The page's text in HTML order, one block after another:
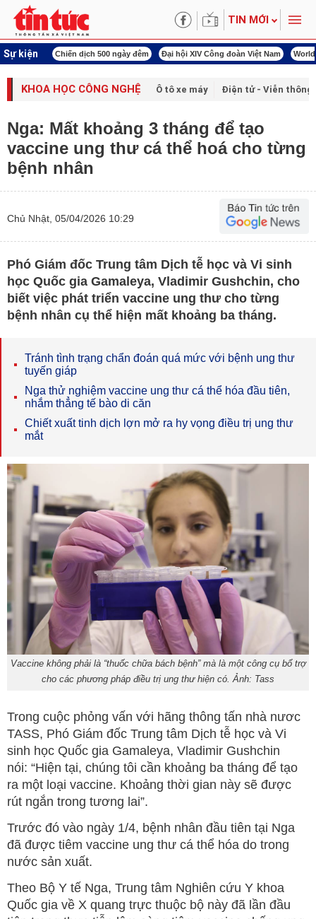
TIN MỚI
Sự kiện
mạng Chiến dịch 500 ngày đêm Đại hội XIV Công đoàn Việt Nam
KHOA HỌC CÔNG NGHỆ Ô tô xe máy Điện tử - Viễn thông
Nga: Mất khoảng 3 tháng để tạo
vaccine ung thư cá thể hoá cho từng
bệnh nhân
Chủ Nhật, 05/04/2026 10:29
Phó Giám đốc Trung tâm Dịch tễ học và Vi sinh
học Quốc gia Gamaleya, Vladimir Gushchin, cho
biết việc phát triển vaccine ung thư cho từng
bệnh nhân cụ thể hiện mất khoảng ba tháng.
Tránh tình trạng chẩn đoán quá mức với bệnh ung thư
tuyến giáp
Nga thử nghiệm vaccine ung thư cá thể hóa đầu tiên,
nhắm thẳng tế bào di căn
Chiết xuất tinh dịch lợn mở ra hy vọng điều trị ung thư
mắt
Vaccine không phải là “thuốc chữa bách bệnh” mà là một công cụ bổ trợ
cho các phương pháp điều trị ung thư hiện có. Ảnh: Tass
Trong cuộc phỏng vấn với hãng thông tấn nhà nươc
TASS, Phó Giám đốc Trung tâm Dịch tễ học và Vi
sinh học Quốc gia Gamaleya, Vladimir Gushchin
nói: “Hiện tại, chúng tôi cần khoảng ba tháng để tạo
ra một loại vaccine. Khoảng thời gian này sẽ được
rút ngắn trong tương lai”.
Trước đó vào ngày 1/4, bệnh nhân đầu tiên tại Nga
đã được tiêm vaccine ung thư cá thể hóa do trong
nước sản xuất.
Theo Bộ Y tế Nga, Trung tâm Nghiên cứu Y khoa
Quốc gia về X quang trực thuộc bộ này đã lần đầu